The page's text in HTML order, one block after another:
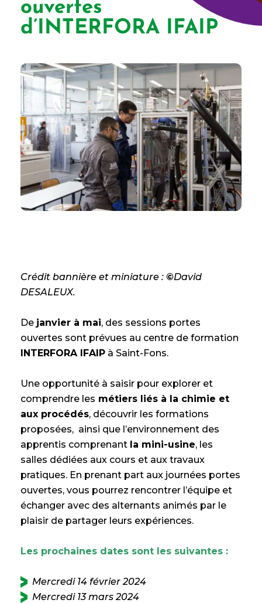
ouvertes
d’INTERFORA IFAIP
Crédit bannière et miniature : ©David
DESALEUX.
De janvier à mai, des sessions portes
ouvertes sont prévues au centre de formation
INTERFORA IFAIP à Saint-Fons.
Une opportunité à saisir pour explorer et
comprendre les métiers liés à la chimie et
aux procédés, découvrir les formations
proposées, ainsi que l’environnement des
apprentis comprenant la mini-usine, les
salles dédiées aux cours et aux travaux
pratiques. En prenant part aux journées portes
ouvertes, vous pourrez rencontrer l’équipe et
échanger avec des alternants animés par le
plaisir de partager leurs expériences.
Les prochaines dates sont les suivantes :
Mercredi 14 février 2024
Mercredi 13 mars 2024